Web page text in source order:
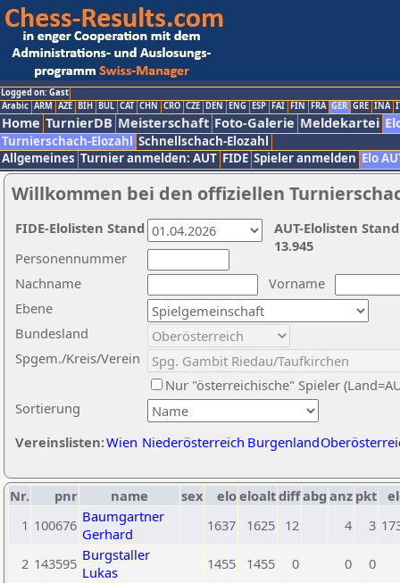
Logged on: Gast
Arabic ARM AZE BIH BUL CAT CHN CRO CZE DEN ENG ESP FAI FIN FRA GER GRE INA
Home TurnierDB Meisterschaft Foto-Galerie Meldekartei
Turnierschach-Elozahl Schnellschach-Elozahl
Allgemeines Turnier anmelden: AUT FIDE Spieler anmelden Elo
Willkommen bei den offiziellen
Nachname
Vorname
Ebene
Sortierung
Personennummer
Bundesland
Spgem./Kreis/Verein
Nur "österreichische" Spieler
Vereinslisten:Wien Niederösterreich Burgenland
AUT-Elolisten
13.945
FIDE-Elolisten Stand
Nr. pnr name sex eloeloaltdiffabg anz pkt
1 100676 Baumgartner
Gerhard
1637 1625 12 4 3
2 143595 Burgstaller
Lukas
1455 1455 0 0 0